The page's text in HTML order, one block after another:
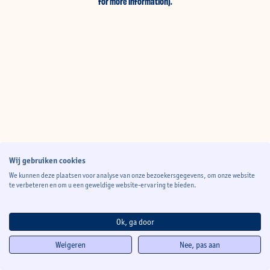
Wij gebruiken cookies
We kunnen deze plaatsen voor analyse van onze bezoekersgegevens, om onze website
te verbeteren en om u een geweldige website-ervaring te bieden.
Ok, ga door
Weigeren Nee, pas aan